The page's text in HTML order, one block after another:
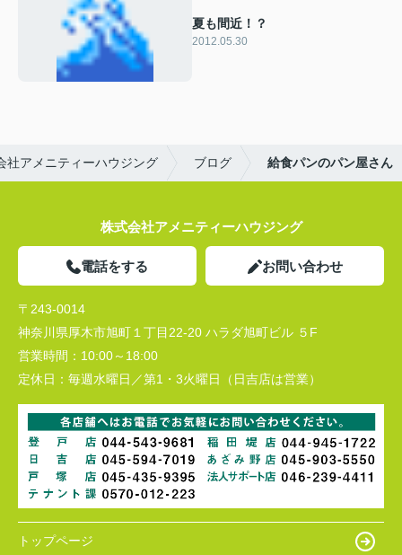
夏も間近！？
2012.05.30
社アメニティーハウジング ブログ 給食パンのパン屋さん
株式会社アメニティーハウジング
電話をする お問い合わせ
〒243-0014
神奈川県厚木市旭町１丁目22-20 ハラダ旭町ビル ５F
営業時間： 10:00～18:00
定休日： 毎週水曜日／第1・3火曜日（日吉店は営業）
トップページ